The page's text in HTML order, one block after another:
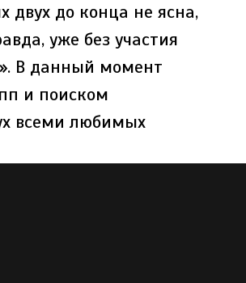
двух до конца не ясна,
уже без участия
В данный момент
и поиском
всеми любимых